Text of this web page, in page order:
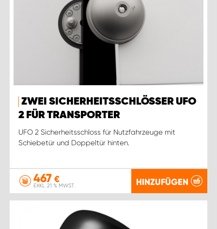
ZWEI SICHERHEITSSCHLÖSSER UFO
2 FÜR TRANSPORTER
UFO 2 Sicherheitsschloss für Nutzfahrzeuge mit
Schiebetür und Doppeltür hinten.
467 €
EXKL. 21 % MWST. HINZUFÜGEN